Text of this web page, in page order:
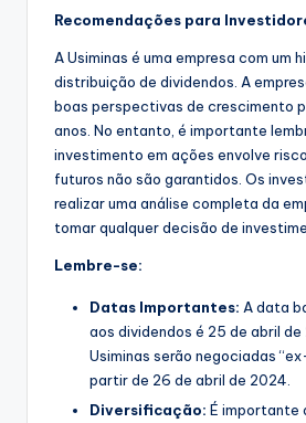
Recomendações para
A Usiminas é uma empresa com um
distribuição de dividendos. A
boas perspectivas de crescimento
anos. No entanto, é importante
investimento em ações envolve
futuros não são garantidos. Os
realizar uma análise completa da
tomar qualquer decisão de
Lembre-se:
Datas Importantes: A data
aos dividendos é 25 de abril
Usiminas serão negociadas
partir de 26 de abril de 2024.
Diversificação: É importante